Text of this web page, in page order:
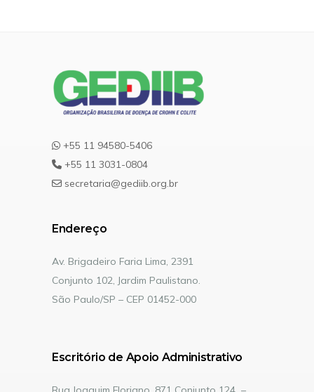
+55 11 94580-5406
+55 11 3031-0804
secretaria@gediib.org.br
Endereço
Av. Brigadeiro Faria Lima, 2391
Conjunto 102, Jardim Paulistano.
São Paulo/SP – CEP 01452-000
Escritório de Apoio Administrativo